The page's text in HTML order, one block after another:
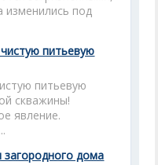
изменились под
питьевую
питьевую
скважины!
явление.
дома